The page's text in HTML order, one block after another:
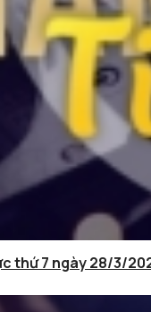
thứ 7 ngày 28/3/